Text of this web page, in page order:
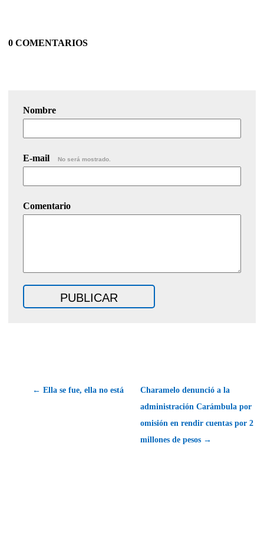
0 COMENTARIOS
Nombre
E-mail No será mostrado.
Comentario
← Ella se fue, ella no está
Charamelo denunció a la
administración Carámbula por
omisión en rendir cuentas por 2
millones de pesos →